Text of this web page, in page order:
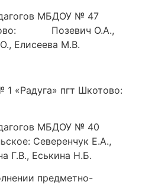
МБДОУ № 47
Позевич О.А.,
Елисеева М.В.
«Радуга» пгт Шкотово:
МБДОУ № 40
Северенчук Е.А.,
Г.В., Еськина Н.Б.
предметно-